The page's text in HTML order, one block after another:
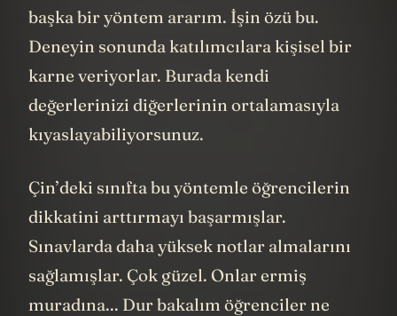
başka bir yöntem ararım. İşin özü bu.
Deneyin sonunda katılımcılara kişisel bir
karne veriyorlar. Burada kendi
değerlerinizi diğerlerinin ortalamasıyla
kıyaslayabiliyorsunuz.
Çin’deki sınıfta bu yöntemle öğrencilerin
dikkatini arttırmayı başarmışlar.
Sınavlarda daha yüksek notlar almalarını
sağlamışlar. Çok güzel. Onlar ermiş
muradına... Dur bakalım öğrenciler ne